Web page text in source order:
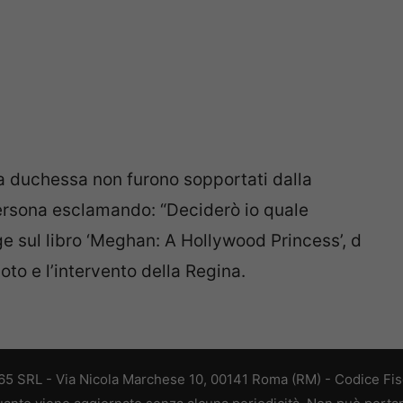
non furono sopportati dalla
esclamando: “Deciderò io quale
sul libro ‘Meghan: A Hollywood Princess’, d
e l’intervento della Regina.
SRL - Via Nicola Marchese 10, 00141 Roma (RM) - Codice